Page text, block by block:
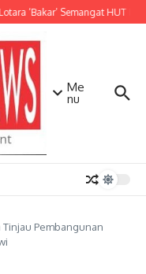
‘Bakar’ Semangat HUT
Me
nu
Tinjau Pembangunan